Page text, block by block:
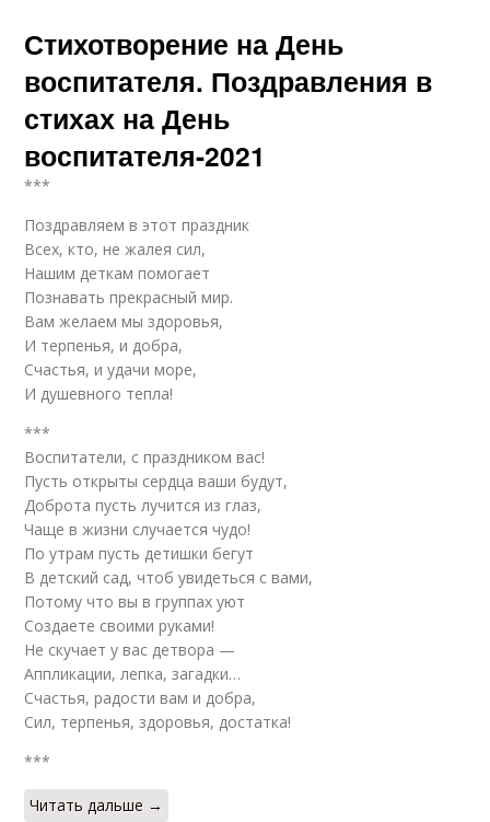
Стихотворение на День
воспитателя. Поздравления в
стихах на День
воспитателя-2021
***
Поздравляем в этот праздник
Всех, кто, не жалея сил,
Нашим деткам помогает
Познавать прекрасный мир.
Вам желаем мы здоровья,
И терпенья, и добра,
Счастья, и удачи море,
И душевного тепла!
***
Воспитатели, с праздником вас!
Пусть открыты сердца ваши будут,
Доброта пусть лучится из глаз,
Чаще в жизни случается чудо!
По утрам пусть детишки бегут
В детский сад, чтоб увидеться с вами,
Потому что вы в группах уют
Создаете своими руками!
Не скучает у вас детвора —
Аппликации, лепка, загадки…
Счастья, радости вам и добра,
Сил, терпенья, здоровья, достатка!
***
Читать дальше →